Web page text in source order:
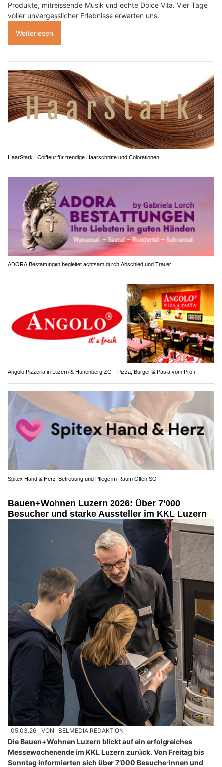
Produkte, mitreissende Musik und echte Dolce Vita. Vier Tage
voller unvergesslicher Erlebnisse erwarten uns.
Weiterlesen
HaarStark.: Coiffeur für trendige Haarschnitte und Colorationen
ADORA Bestattungen begleitet achtsam durch Abschied und Trauer
Angolo Pizzeria in Luzern & Hünenberg ZG – Pizza, Burger & Pasta vom Profi
Spitex Hand & Herz: Betreuung und Pflege im Raum Olten SO
Bauen+Wohnen Luzern 2026: Über 7’000
Besucher und starke Aussteller im KKL Luzern
05.03.26 VON BELMEDIA REDAKTION
Die Bauen+Wohnen Luzern blickt auf ein erfolgreiches
Messewochenende im KKL Luzern zurück. Von Freitag bis
Sonntag informierten sich über 7’000 Besucherinnen und